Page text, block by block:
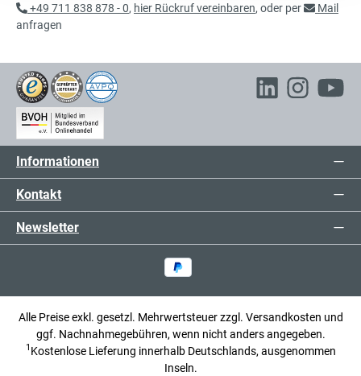
+49 711 838 878 - 0, hier Rückruf vereinbaren, oder per
Mail
anfragen
Informationen
Kontakt
Newsletter
Alle Preise exkl. gesetzl. Mehrwertsteuer zzgl. Versandkosten und
ggf. Nachnahmegebühren, wenn nicht anders angegeben.
1 Kostenlose Lieferung innerhalb Deutschlands, ausgenommen
Inseln.